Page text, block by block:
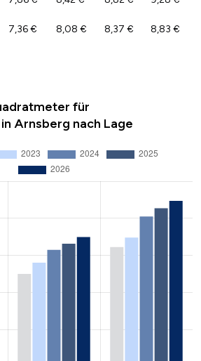
7,36 € 8,08 € 8,37 € 8,83 €
für
Arnsberg nach Lage